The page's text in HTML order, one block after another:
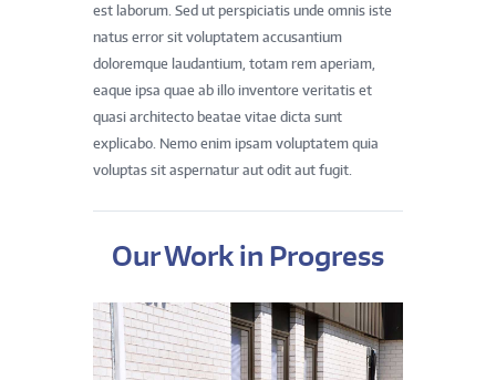
est laborum. Sed ut perspiciatis unde omnis iste
natus error sit voluptatem accusantium
doloremque laudantium, totam rem aperiam,
eaque ipsa quae ab illo inventore veritatis et
quasi architecto beatae vitae dicta sunt
explicabo. Nemo enim ipsam voluptatem quia
voluptas sit aspernatur aut odit aut fugit.
Our Work in Progress